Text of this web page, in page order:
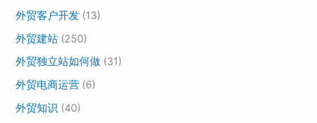
外贸客户开发 (13)
外贸建站 (250)
外贸独立站如何做 (31)
外贸电商运营 (6)
外贸知识 (40)